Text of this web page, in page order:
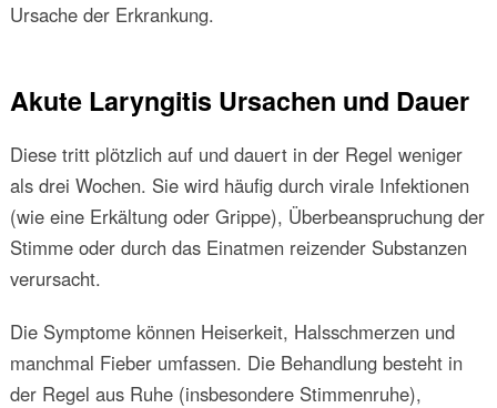
Ursache der Erkrankung.
Akute Laryngitis Ursachen und Dauer
Diese tritt plötzlich auf und dauert in der Regel weniger
als drei Wochen. Sie wird häufig durch virale Infektionen
(wie eine Erkältung oder Grippe), Überbeanspruchung der
Stimme oder durch das Einatmen reizender Substanzen
verursacht.
Die Symptome können Heiserkeit, Halsschmerzen und
manchmal Fieber umfassen. Die Behandlung besteht in
der Regel aus Ruhe (insbesondere Stimmenruhe),